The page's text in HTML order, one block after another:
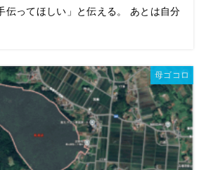
伝ってほしい」と伝える。 あとは自分
母ゴコロ